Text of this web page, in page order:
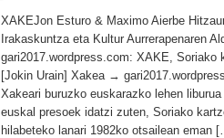
XAKEJon Esturo & Maximo Aierbe
Irakaskuntza eta Kultur Aurrerapenaren
gari2017.wordpress.com: XAKE,
[Jokin Urain] Xakea →
Xakeari buruzko euskarazko lehen
euskal presoek idatzi zuten, Soriako
hilabeteko lanari 1982ko otsailean eman